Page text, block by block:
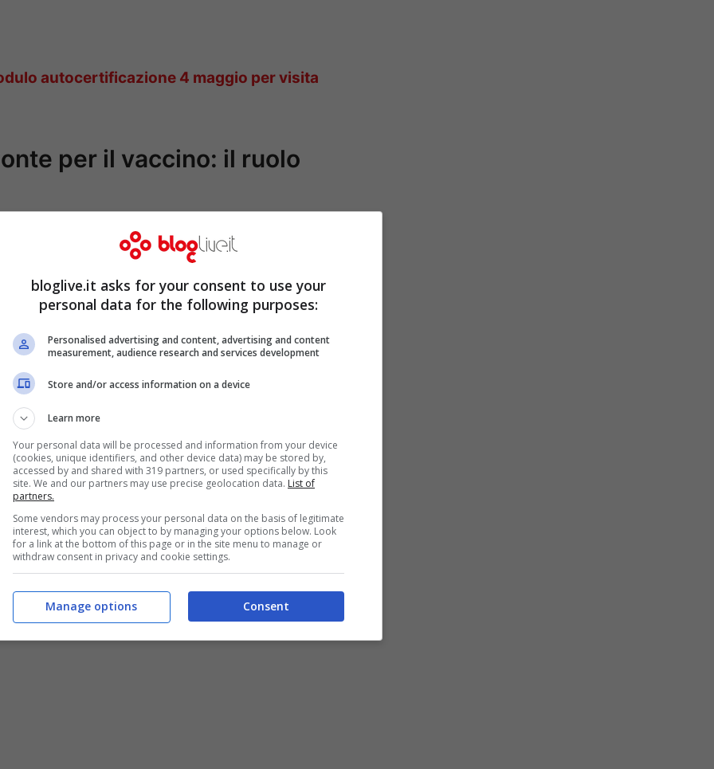
autocertificazione 4 maggio per visita
per il vaccino: il ruolo
Jenner Institutedella Oxford
del vaccino anti-coronavirus.
Bill Gates e Giuseppe Conte sarà proprio
investimenti necessari. Il ruolo del nostro
importanza. Per questo motivo è
organizzativa
. Per adesso bisogna
e dei test.
vaccinati, sembrano rassicuranti. Si
A fine maggio si otterranno gli esiti
del vaccino. Secondo quanto riportato
dell’iter di sperimentazione potrebbe
per le categorie più a rischio già a
bloglive.it asks for your consent to use your
personal data for the following purposes:
Personalised advertising and content, advertising and content
measurement, audience research and services development
Store and/or access information on a device
Learn more
Your personal data will be processed and information from your device
(cookies, unique identifiers, and other device data) may be stored by,
accessed by and shared with 319 partners, or used specifically by this
site. We and our partners may use precise geolocation data. List of
partners.
Some vendors may process your personal data on the basis of legitimate
interest, which you can object to by managing your options below. Look
for a link at the bottom of this page or in the site menu to manage or
withdraw consent in privacy and cookie settings.
Consent
Manage options